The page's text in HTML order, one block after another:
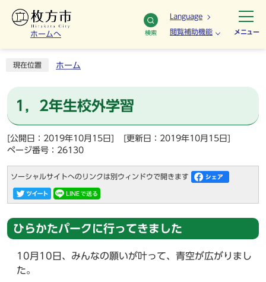
ホームへ 検索
Language
閲覧補助機能 メニュー
現在位置 ホーム
1，2年生校外学習
[公開日：2019年10月15日]
[更新日：2019年10月15日]
ページ番号：26130
ソーシャルサイトへのリンクは別ウィンドウで開きます
ひらかたパークに行ってきました
10月10日、みんなの願いが叶って、青空が広がりまし
た。